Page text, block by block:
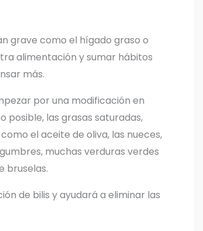
grave como el hígado graso o
alimentación y sumar hábitos
más.
por una modificación en
posible, las grasas saturadas,
el aceite de oliva, las nueces,
muchas verduras verdes
bruselas.
de bilis y ayudará a eliminar las